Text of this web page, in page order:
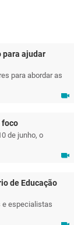
para ajudar
para abordar as
foco
de junho, o
de Educação
e especialistas